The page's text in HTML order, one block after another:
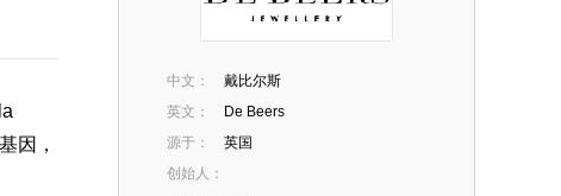
因，
中文：
戴比尔斯
英文：
De Beers
源于：
英国
创始人：